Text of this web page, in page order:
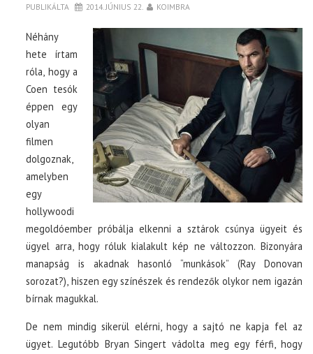
PUBLIKÁLTA 2014. JÚNIUS 22. KOIMBRA
Néhány
hete írtam
róla, hogy a
Coen tesók
éppen egy
olyan
filmen
dolgoznak,
amelyben
egy
hollywoodi
megoldóember próbálja elkenni a sztárok csúnya ügyeit és
ügyel arra, hogy róluk kialakult kép ne változzon. Bizonyára
manapság is akadnak hasonló “munkások” (Ray Donovan
sorozat?), hiszen egy színészek és rendezők olykor nem igazán
bírnak magukkal.
De nem mindig sikerül elérni, hogy a sajtó ne kapja fel az
ügyet. Legutóbb Bryan Singert vádolta meg egy férfi, hogy